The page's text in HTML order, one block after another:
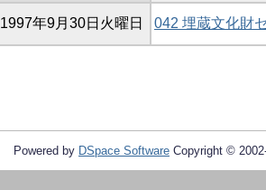
1997年9月30日火曜日 042 埋蔵文化財
Powered by DSpace Software Copyright ©